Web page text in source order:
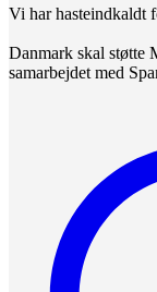
Vi har hasteindkaldt
Danmark skal støtte
samarbejdet med